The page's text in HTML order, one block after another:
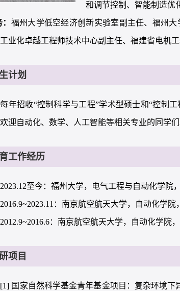
和调节控制、智能制造优
福州大学低空经济创新实验室副主任、福州
业化卓越工程师技术中心副主任、福建省电机
计划
每年招收“控制科学与工程”学术型硕士和“控制
迎自动化、数学、人工智能等相关专业的同学们
工作经历
2023.12至今：福州大学，电气工程与自动化学院
2016.9~2023.11：南京航空航天大学，自动化学
2012.9~2016.6：南京航空航天大学，自动化学院
项目
[1] 国家自然科学基金青年基金项目：复杂环境下